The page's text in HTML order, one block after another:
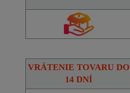
VRÁTENIE TOVARU DO
14 DNÍ